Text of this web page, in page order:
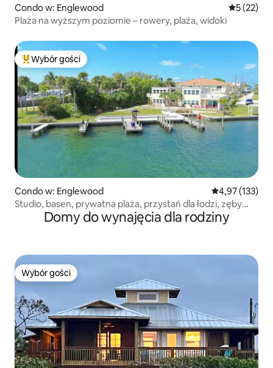
Condo w: Englewood Średnia
5 (22)
Plaża na wyższym poziomie – rowery, plaża, widoki
Najpopularniejsze z kategorii Wybór gości
Wybór gości
Condo w: Englewood Średnia
4,97 (133)
Studio, basen, prywatna plaża, przystań dla łodzi, zęby
Domy do wynajęcia dla rodziny
Wybór gości
Wybór gości